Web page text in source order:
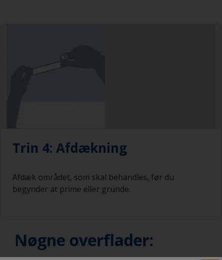
Trin 4: Afdækning
Afdæk området, som skal behandles, før du
begynder at prime eller grunde.
Nøgne overflader: